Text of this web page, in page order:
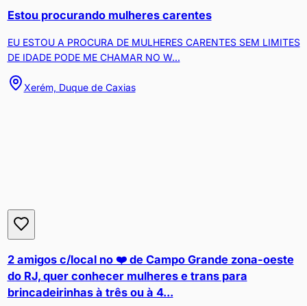
Estou procurando mulheres carentes
EU ESTOU A PROCURA DE MULHERES CARENTES SEM LIMITES
DE IDADE PODE ME CHAMAR NO W...
Xerém, Duque de Caxias
2 amigos c/local no ❤️ de Campo Grande zona-oeste
do RJ, quer conhecer mulheres e trans para
brincadeirinhas à três ou à 4...